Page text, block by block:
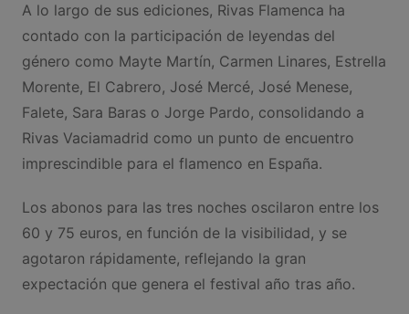
A lo largo de sus ediciones, Rivas Flamenca ha
contado con la participación de leyendas del
género como Mayte Martín, Carmen Linares, Estrella
Morente, El Cabrero, José Mercé, José Menese,
Falete, Sara Baras o Jorge Pardo, consolidando a
Rivas Vaciamadrid como un punto de encuentro
imprescindible para el flamenco en España.
Los abonos para las tres noches oscilaron entre los
60 y 75 euros, en función de la visibilidad, y se
agotaron rápidamente, reflejando la gran
expectación que genera el festival año tras año.